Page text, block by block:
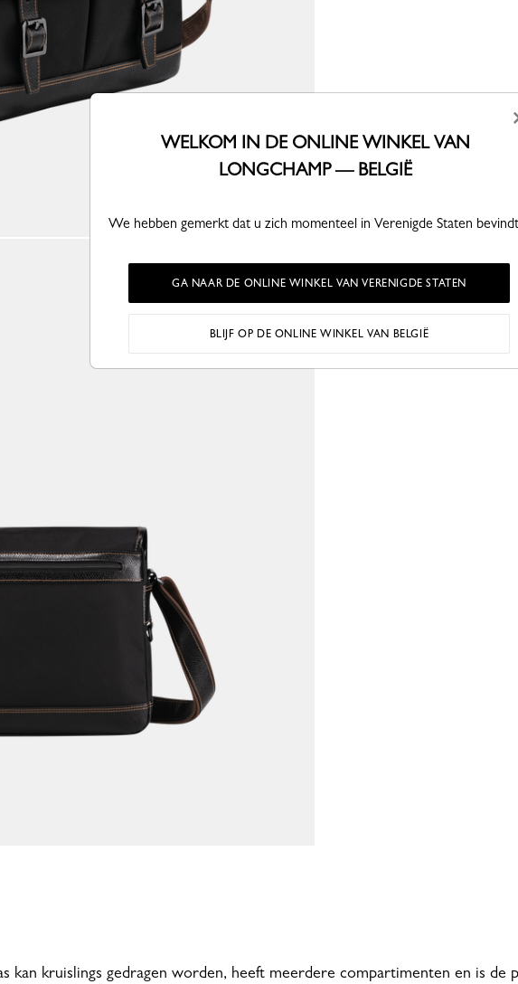
kan kruislings gedragen worden, heeft meerdere compartimenten en is de
WELKOM IN DE ONLINE WINKEL VAN
LONGCHAMP — BELGIË
We hebben gemerkt dat u zich momenteel in Verenigde Staten
GA NAAR DE ONLINE WINKEL VAN VERENIGDE STATEN
BLIJF OP DE ONLINE WINKEL VAN BELGIË